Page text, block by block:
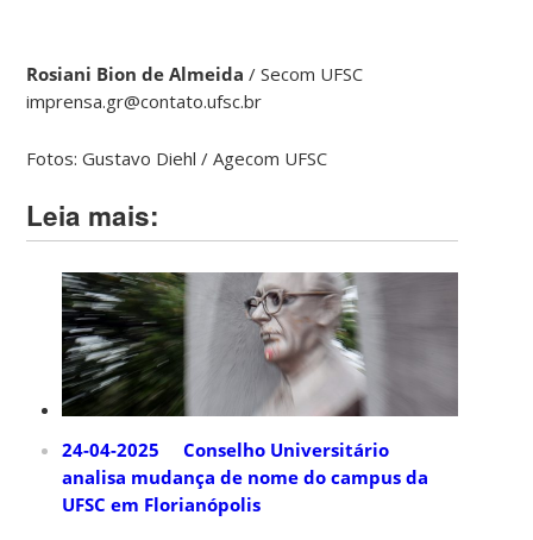
Rosiani Bion de Almeida/ Secom UFSC
imprensa.gr@contato.ufsc.br
Fotos: Gustavo Diehl / Agecom UFSC
Leia mais:
24-04-2025 Conselho Universitário
analisa mudança de nome do campus da
UFSC em Florianópolis